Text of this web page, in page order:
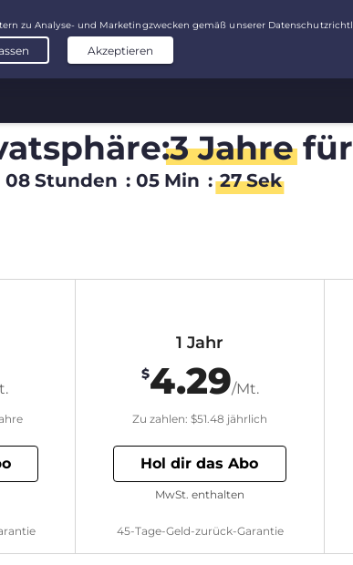
3 Jahre
08 Stunden : 05 Min : 26 Sek
1 Jahr
$4.29/Mt.
Zu zahlen: $51.48 jährlich
Hol dir das Abo
45-Tage-Geld-zurück-Garantie
MwSt. enthalten